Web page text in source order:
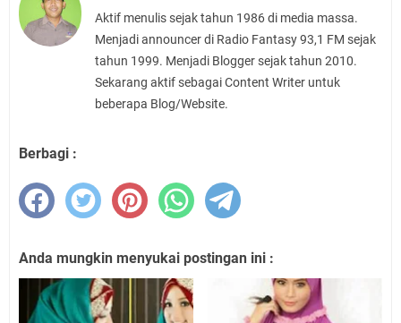
Aktif menulis sejak tahun 1986 di media massa.
Menjadi announcer di Radio Fantasy 93,1 FM sejak
tahun 1999. Menjadi Blogger sejak tahun 2010.
Sekarang aktif sebagai Content Writer untuk
beberapa Blog/Website.
Berbagi :
Anda mungkin menyukai postingan ini :